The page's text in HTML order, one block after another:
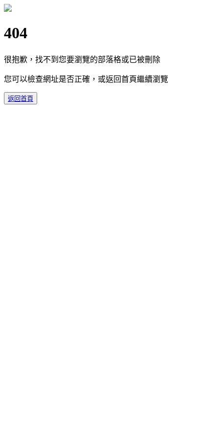
404
很抱歉，找不到您要瀏覽的部落格或已被刪除
您可以檢查網址是否正確，或返回首頁繼續瀏覽
返回首頁